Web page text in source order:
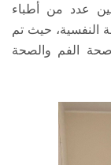
بين عدد من أطباء
النفسية، حيث تم
صحة الفم والصحة